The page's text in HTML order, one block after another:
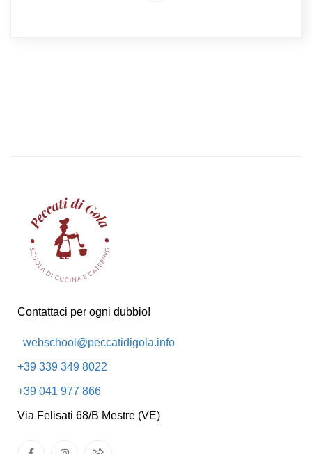
Contattaci per ogni dubbio!
webschool@peccatidigola.info
+39 339 349 8022
+39 041 977 866
Via Felisati 68/B Mestre (VE)